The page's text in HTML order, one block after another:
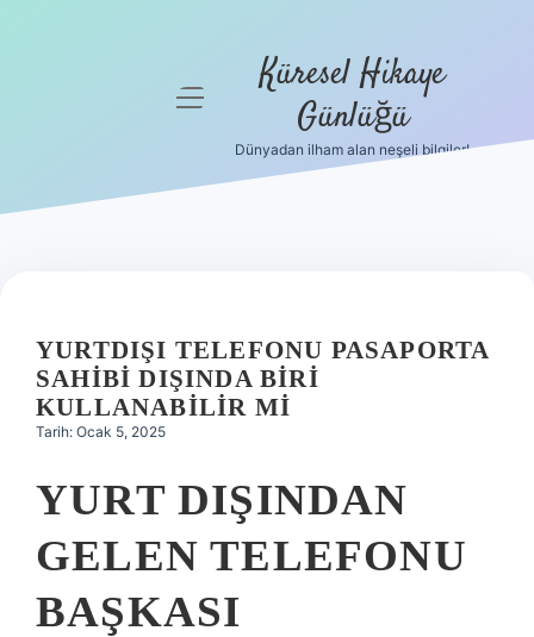
Hakkımızda
menüyü
Küresel Hikaye
Günlüğü
Dünyadan ilham alan neşeli bilgiler!
YURTDIŞI TELEFONU PASAPORTA
SAHIBI DIŞINDA BIRI
KULLANABILIR MI
Tarih: Ocak 5, 2025
YURT DIŞINDAN
GELEN TELEFONU
BAŞKASI